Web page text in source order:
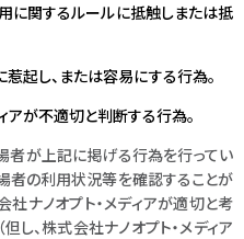
に関するルールに抵触しまたは抵
起し、または容易にする行為。
アが不適切と判断する行為。
者が上記に掲げる行為を行ってい
者の利用状況等を確認することが
社ナノオプト・メディアが適切と考
し、株式会社ナノオプト・メディア